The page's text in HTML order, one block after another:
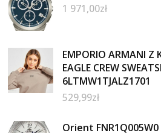
1 971,00zł
EMPORIO ARMANI Z
EAGLE CREW
6LTMW1TJALZ1701
529,99zł
Orient FNR1Q005W0